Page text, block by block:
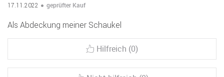
17.11.2022 geprüfter Kauf
Als Abdeckung meiner Schaukel
Hilfreich (0)